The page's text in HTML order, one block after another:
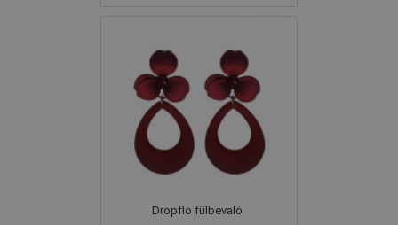
Dropflo fülbevaló